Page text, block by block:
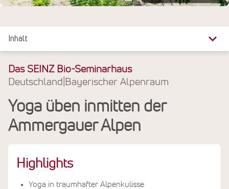
Inhalt
Überblick
Reiseinfos
Termine & Preise
Das SEINZ Bio-Seminarhaus
Deutschland Bayerischer Alpenraum
Yoga üben inmitten der
Ammergauer Alpen
Highlights
Yoga in traumhafter Alpenkulisse